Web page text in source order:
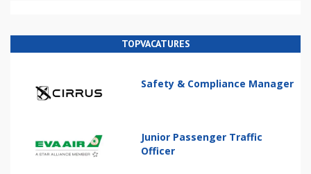
TOPVACATURES
Safety & Compliance Manager
Junior Passenger Traffic
Officer